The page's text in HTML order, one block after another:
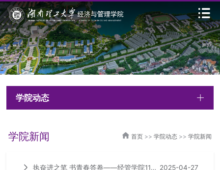
学院动态
学院新闻 首页>> 学院动态>> 学院新闻
执奋进之笔 书青春答卷——经管学院11名 2025-04-27